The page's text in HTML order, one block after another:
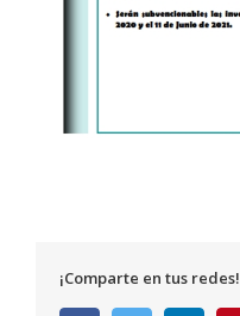
¡Comparte en tus redes!